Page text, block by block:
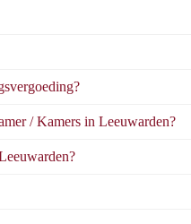
vragen
/ Kamers in Leeuwarden?